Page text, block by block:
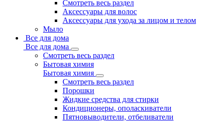
Смотреть весь раздел
Аксессуары для волос
Аксессуары для ухода за лицом и телом
Мыло
Все для дома
Все для дома
Смотреть весь раздел
Бытовая химия
Бытовая химия
Смотреть весь раздел
Порошки
Жидкие средства для стирки
Кондиционеры, ополаскиватели
Пятновыводители, отбеливатели